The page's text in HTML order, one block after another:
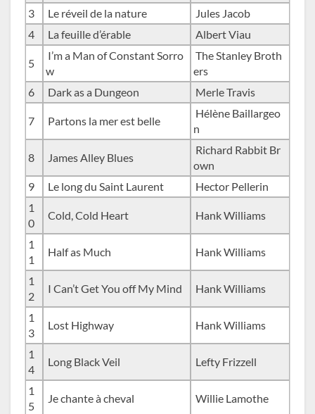
3
Le réveil de la nature
Jules Jacob
4
La feuille d’érable Albert Viau
5
I’m a Man of Constant Sorro
w
The Stanley Broth
ers
6
Dark as a Dungeon Merle Travis
7 Partons la mer est belle
Hélène Baillargeo
n
8 James Alley Blues
Richard Rabbit Br
own
9
Le long du Saint Laurent
Hector Pellerin
1
0
Cold, Cold Heart Hank Williams
1
1
Half as Much Hank Williams
1
2
I Can’t Get You off My Mind Hank Williams
1
3
Lost Highway Hank Williams
1
4
Long Black Veil Lefty Frizzell
1
5
Je chante à cheval Willie Lamothe